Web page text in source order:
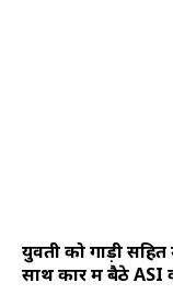
युवती को गाड़ी
साथ कार में बैठे ASI